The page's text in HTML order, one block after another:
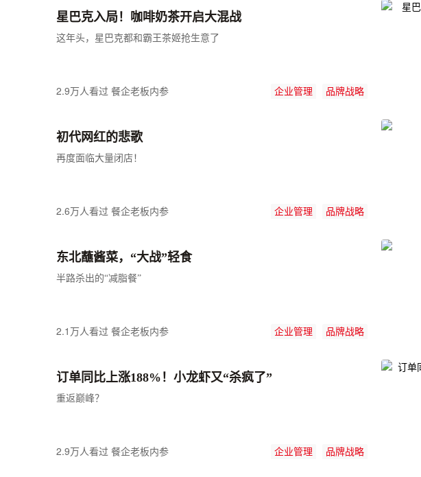
星巴克入局！咖啡奶茶开启大混战
这年头，星巴克都和霸王茶姬抢生意了
2.9万人看过 餐企老板内参 企业管理 品牌战略
初代网红的悲歌
再度面临大量闭店！
2.6万人看过 餐企老板内参 企业管理 品牌战略
东北蘸酱菜，“大战”轻食
半路杀出的“减脂餐”
2.1万人看过 餐企老板内参 企业管理 品牌战略
订单同比上涨188%！小龙虾又“杀疯了”
重返巅峰？
2.9万人看过 餐企老板内参 企业管理 品牌战略